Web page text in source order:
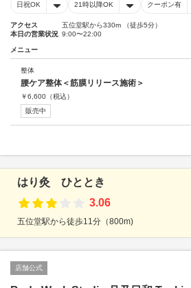
日祝OK 21時以降OK クーポン有
アクセス
五位堂駅から330m （徒歩5分）
本日の営業状況 9:00〜22:00
メニュー
整体
腰ケア整体＜筋膜リリース施術＞
￥6,600 （税込）
販売中
はり灸 ひととき
3.06
五位堂駅から徒歩11分（800m)
店舗公式